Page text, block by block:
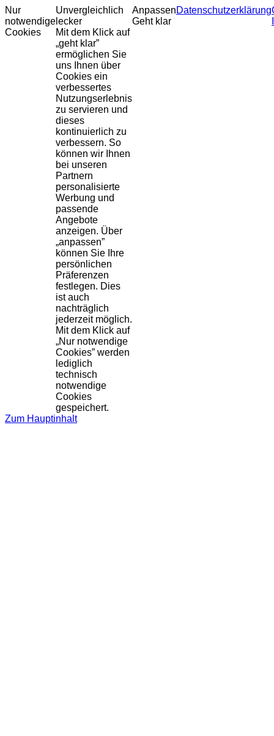
Nur
notwendige
Cookies
Unvergleichlich
lecker
Mit dem Klick auf
„geht klar”
ermöglichen Sie
uns Ihnen über
Cookies ein
verbessertes
Nutzungserlebnis
zu servieren und
dieses
kontinuierlich zu
verbessern. So
können wir Ihnen
bei unseren
Partnern
personalisierte
Werbung und
passende
Angebote
anzeigen. Über
„anpassen”
können Sie Ihre
persönlichen
Präferenzen
festlegen. Dies
ist auch
nachträglich
jederzeit möglich.
Mit dem Klick auf
„Nur notwendige
Cookies” werden
lediglich
technisch
notwendige
Cookies
gespeichert.
Anpassen
Geht klar
Datenschutzerklärung
Zum Hauptinhalt